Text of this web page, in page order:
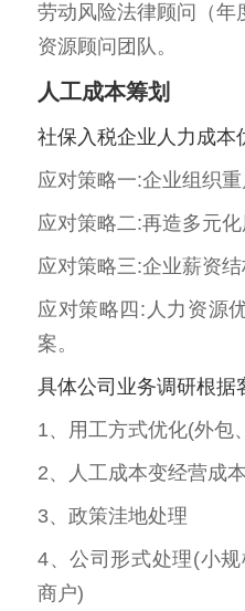
劳动风险法律顾问（年
资源顾问团队。
人工成本筹划
社保入税企业人力成本
应对策略一:企业组织
应对策略二:再造多元
应对策略三:企业薪资
应对策略四:人力资源
案。
具体公司业务调研根据
1、用工方式优化(外包
2、人工成本变经营成本
3、政策洼地处理
4、公司形式处理(小
商户)